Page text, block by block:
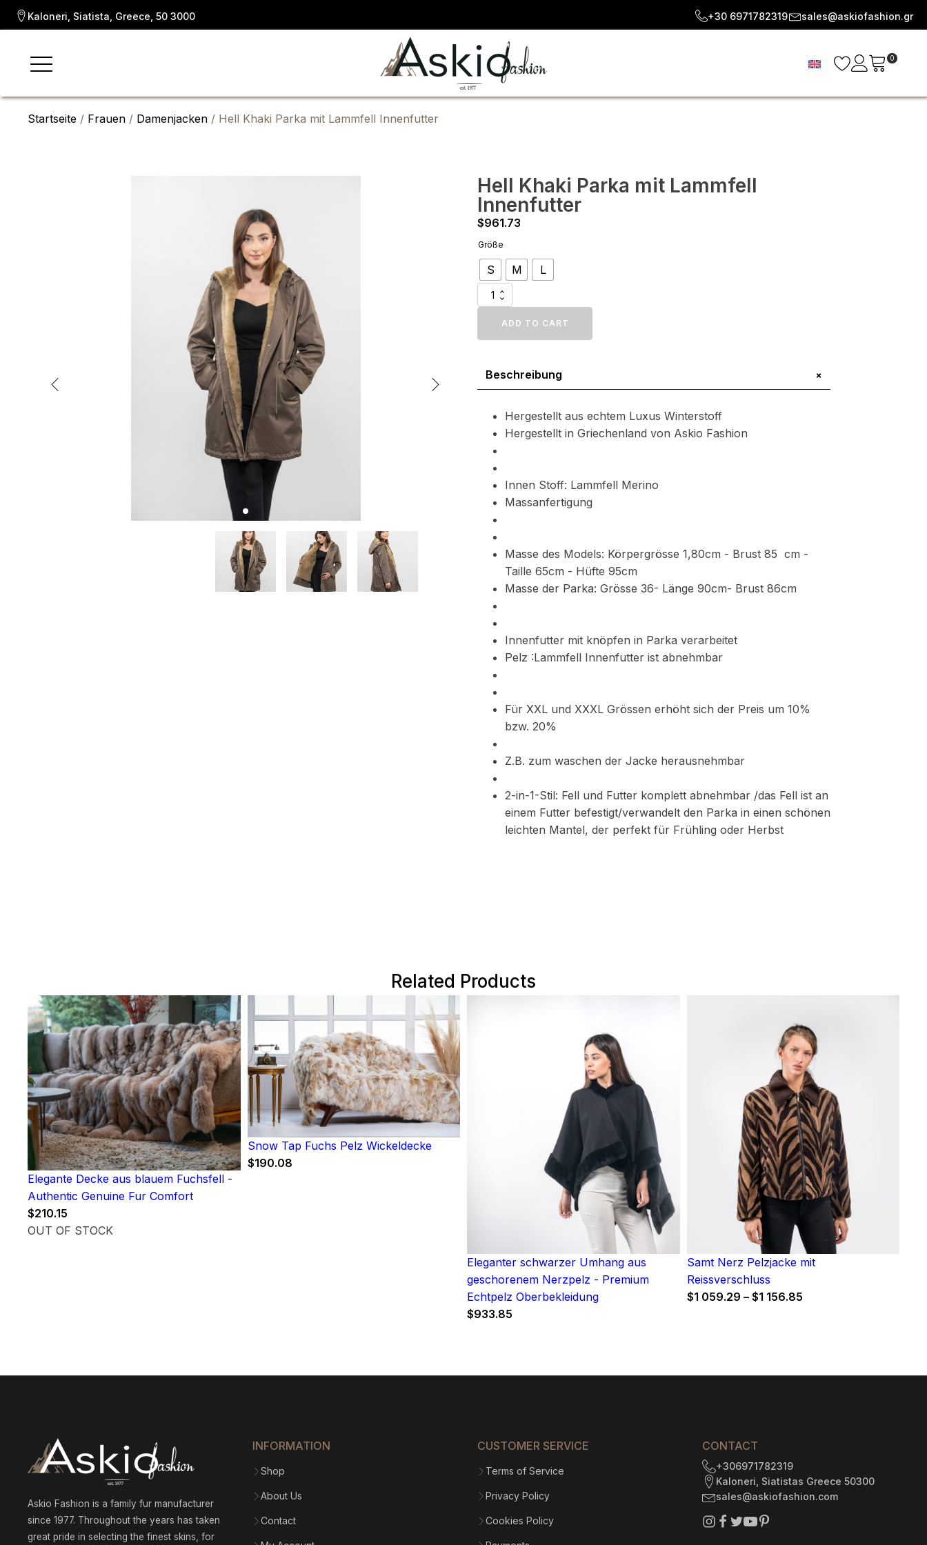
Kaloneri, Siatista, Greece, 50 3000 +30 6971782319 sales@askiofashion.gr
0
Startseite / Frauen / Damenjacken / Hell Khaki Parka mit Lammfell Innenfutter
Hell Khaki Parka mit Lammfell
Innenfutter
$961.73
Größe
S M L
Hell
Khaki
Menge
ADD TO CART
Beschreibung +
Hergestellt aus echtem Luxus Winterstoff
Hergestellt in Griechenland von Askio Fashion
Innen Stoff: Lammfell Merino
Massanfertigung
Masse des Models: Körpergrösse 1,80cm - Brust 85 cm -
Taille 65cm - Hüfte 95cm
Masse der Parka: Grösse 36- Länge 90cm- Brust 86cm
Innenfutter mit knöpfen in Parka verarbeitet
Pelz :Lammfell Innenfutter ist abnehmbar
Für XXL und XXXL Grössen erhöht sich der Preis um 10%
bzw. 20%
Z.B. zum waschen der Jacke herausnehmbar
2-in-1-Stil: Fell und Futter komplett abnehmbar /das Fell ist an
einem Futter befestigt/verwandelt den Parka in einen schönen
leichten Mantel, der perfekt für Frühling oder Herbst
Related Products
Elegante Decke aus blauem Fuchsfell -
Authentic Genuine Fur Comfort
$210.15
OUT OF STOCK
Snow Tap Fuchs Pelz Wickeldecke
$190.08
Eleganter schwarzer Umhang aus
geschorenem Nerzpelz - Premium
Echtpelz Oberbekleidung
$933.85
Samt Nerz Pelzjacke mit
Reissverschluss
$1 059.29 – $1 156.85Price
Askio Fashion is a family fur manufacturer
since 1977. Throughout the years has taken
great pride in selecting the finest skins, for
INFORMATION
Shop
About Us
Contact
CUSTOMER SERVICE
Terms of Service
Privacy Policy
Cookies Policy
CONTACT
+306971782319
Kaloneri, Siatistas Greece 50300
sales@askiofashion.com